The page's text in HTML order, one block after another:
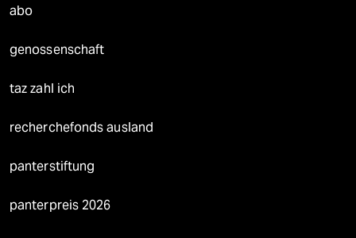
abo
genossenschaft
taz zahl ich
recherchefonds ausland
panterstiftung
panterpreis 2026